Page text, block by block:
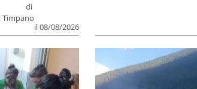
di
Timpano
il 08/08/2026